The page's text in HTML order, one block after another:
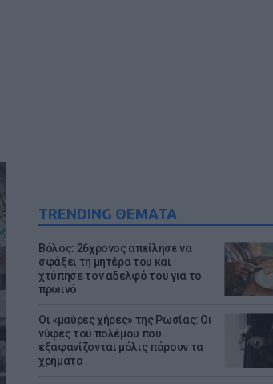
TRENDING ΘΕΜΑΤΑ
Βόλος: 26χρονος απείλησε να
σφάξει τη μητέρα του και
χτύπησε τον αδελφό του για το
πρωινό
Οι «μαύρες χήρες» της Ρωσίας: Οι
νύφες του πολέμου που
εξαφανίζονται μόλις πάρουν τα
χρήματα